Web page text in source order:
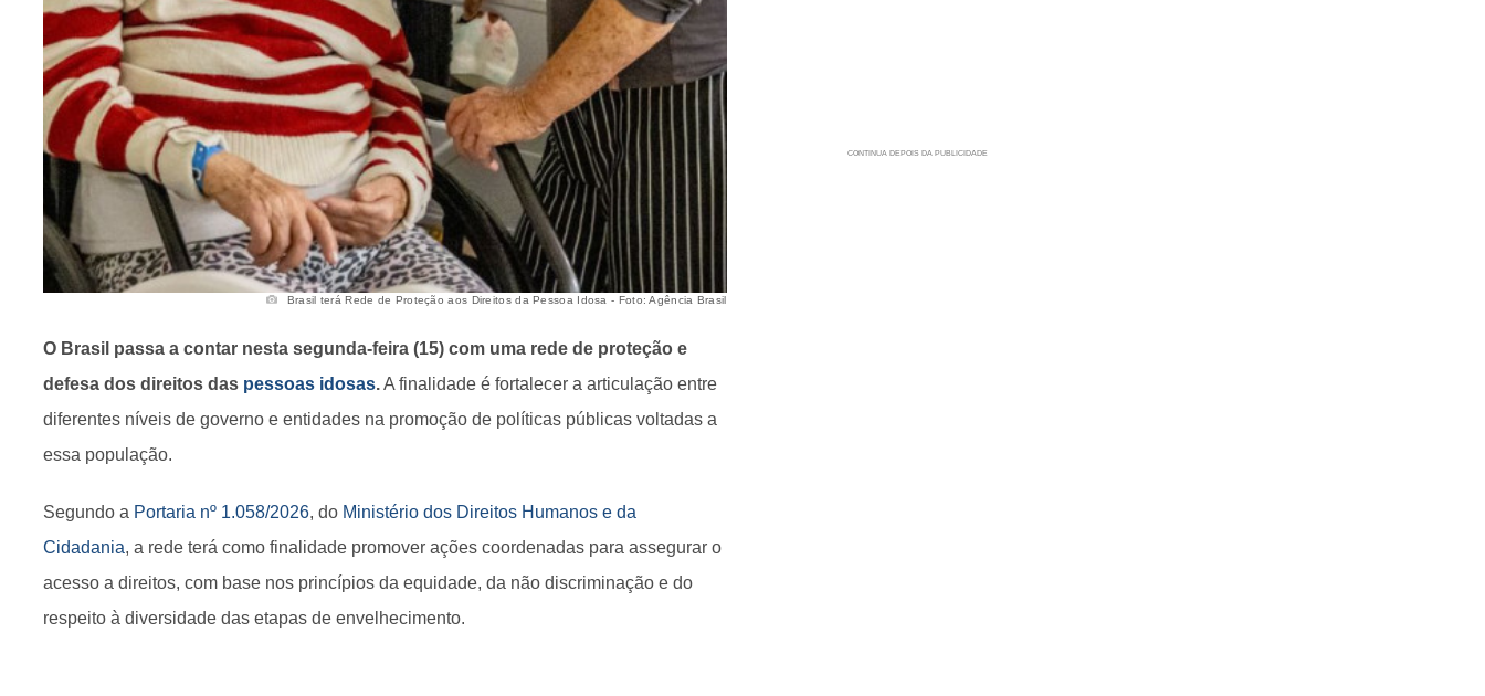
Brasil terá Rede de Proteção aos Direitos da Pessoa Idosa - Foto: Agência Brasil
O Brasil passa a contar nesta segunda-feira (15) com uma rede de proteção e
defesa dos direitos das pessoas idosas.A finalidade é fortalecer a articulação entre
diferentes níveis de governo e entidades na promoção de políticas públicas voltadas a
essa população.
Segundo a Portaria nº 1.058/2026, do Ministério dos Direitos Humanos e da
Cidadania, a rede terá como finalidade promover ações coordenadas para assegurar o
acesso a direitos, com base nos princípios da equidade, da não discriminação e do
respeito à diversidade das etapas de envelhecimento.